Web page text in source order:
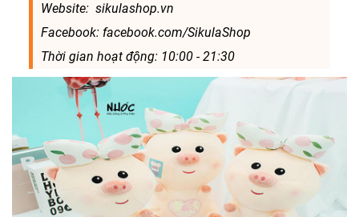
Website: sikulashop.vn
Facebook: facebook.com/SikulaShop
Thời gian hoạt động: 10:00 - 21:30